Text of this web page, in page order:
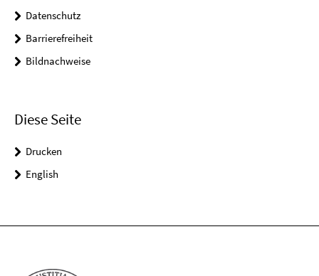
Datenschutz
Barrierefreiheit
Bildnachweise
Diese Seite
Drucken
English